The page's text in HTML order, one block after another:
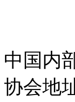
中国内
协会地